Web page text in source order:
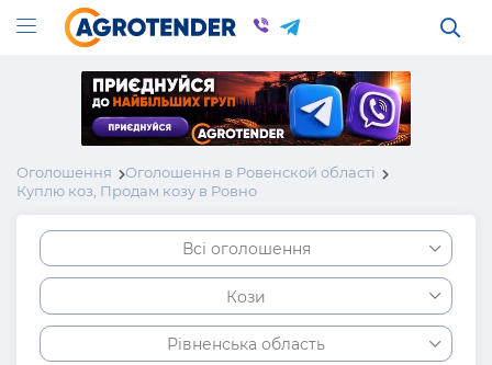
Оголошення
Оголошення в Ровенской області
Куплю коз, Продам козу в Ровно
Всі оголошення
Кози
Рівненська область